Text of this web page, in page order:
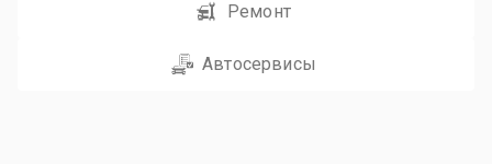
Ремонт
Автосервисы